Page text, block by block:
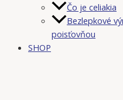
Čo je celiakia
Bezlepkové
poisťovňou
SHOP